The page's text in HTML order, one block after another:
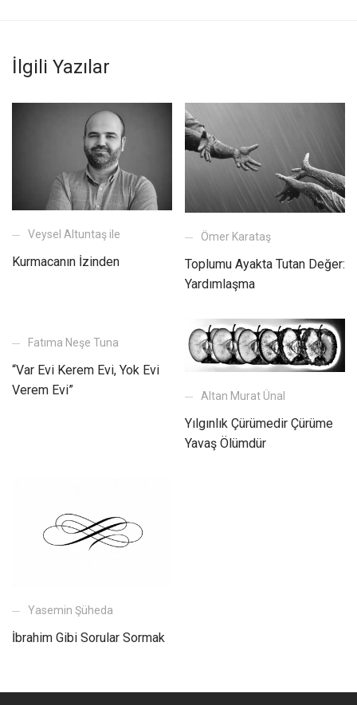
İlgili Yazılar
Veysel Altuntaş ile
Kurmacanın İzinden
Ömer Karataş
Toplumu Ayakta Tutan Değer:
Yardımlaşma
Fatıma Neşe Tuna
“Var Evi Kerem Evi, Yok Evi
Verem Evi”
Altan Murat Ünal
Yılgınlık Çürümedir Çürüme
Yavaş Ölümdür
Yasemin Şüheda
İbrahim Gibi Sorular Sormak